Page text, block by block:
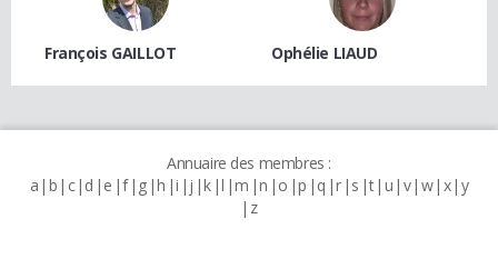
François GAILLOT Ophélie LIAUD
Annuaire des membres :
a b c d e f g h i j k l m n o p q r s t u v w x y
z